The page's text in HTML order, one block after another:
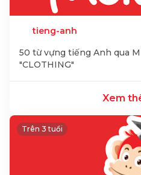
tieng-anh
50 từ vựng tiếng Anh qua
"CLOTHING"
Xem
Trên 3 tuổi